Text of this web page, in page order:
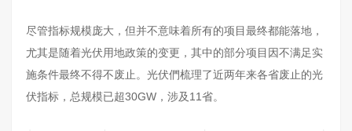
尽管指标规模庞大，但并不意味着所有的项目最终都能落地，
尤其是随着光伏用地政策的变更，其中的部分项目因不满足实
施条件最终不得不废止。光伏們梳理了近两年来各省废止的光
伏指标，总规模已超30GW，涉及11省。